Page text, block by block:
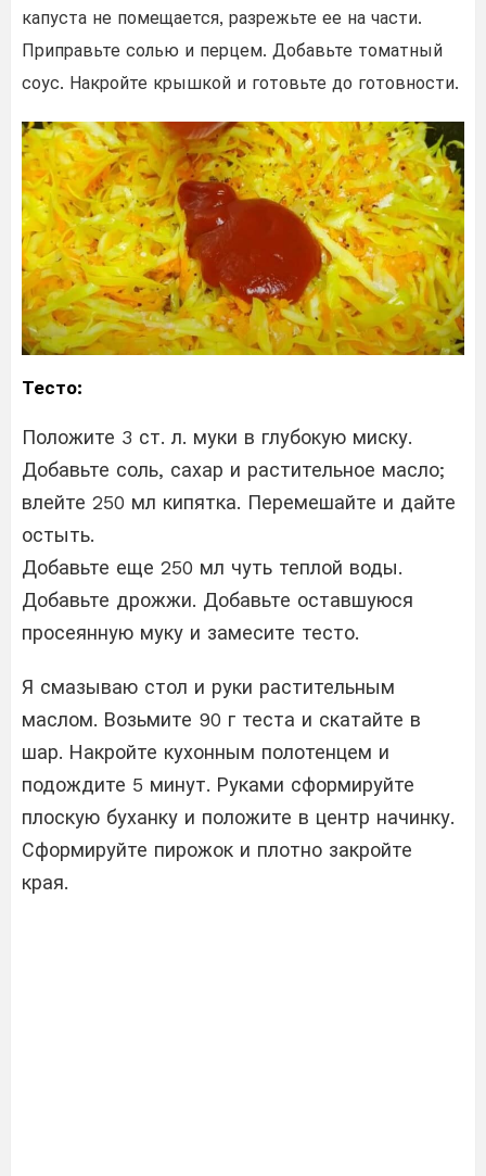
капуста не помещается, разрежьте ее на части.
Приправьте солью и перцем. Добавьте томатный
соус. Накройте крышкой и готовьте до готовности.
Тесто:
Положите 3 ст. л. муки в глубокую миску.
Добавьте соль, сахар и растительное масло;
влейте 250 мл кипятка. Перемешайте и дайте
остыть.
Добавьте еще 250 мл чуть теплой воды.
Добавьте дрожжи. Добавьте оставшуюся
просеянную муку и замесите тесто.
Я смазываю стол и руки растительным
маслом. Возьмите 90 г теста и скатайте в
шар. Накройте кухонным полотенцем и
подождите 5 минут. Руками сформируйте
плоскую буханку и положите в центр начинку.
Сформируйте пирожок и плотно закройте
края.